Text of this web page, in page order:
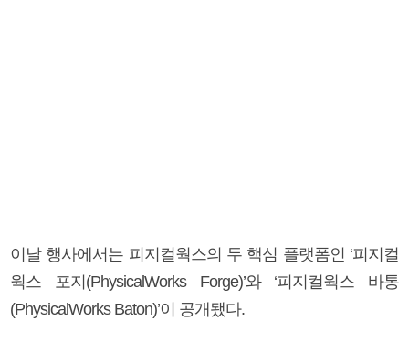
이날 행사에서는 피지컬웍스의 두 핵심 플랫폼인 ‘피지컬
웍스 포지(PhysicalWorks Forge)’와 ‘피지컬웍스 바통
(PhysicalWorks Baton)’이 공개됐다.